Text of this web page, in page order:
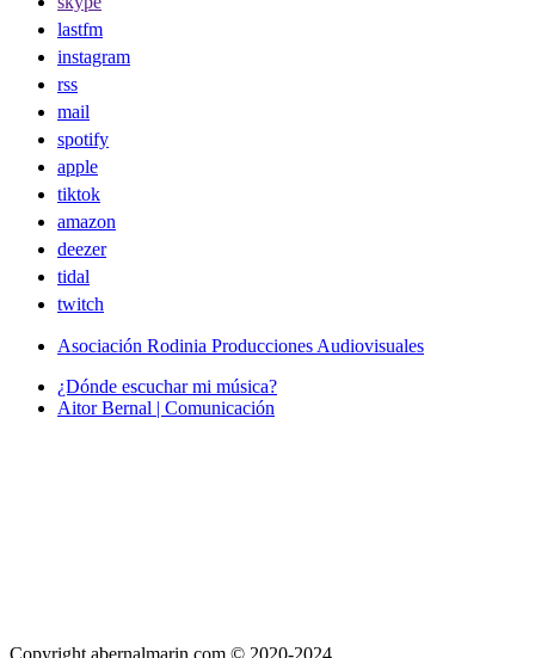
lastfm
instagram
rss
mail
spotify
apple
tiktok
amazon
deezer
tidal
twitch
Asociación Rodinia Producciones Audiovisuales
¿Dónde escuchar mi música?
Aitor Bernal | Comunicación
Copyright abernalmarin.com © 2020-2024